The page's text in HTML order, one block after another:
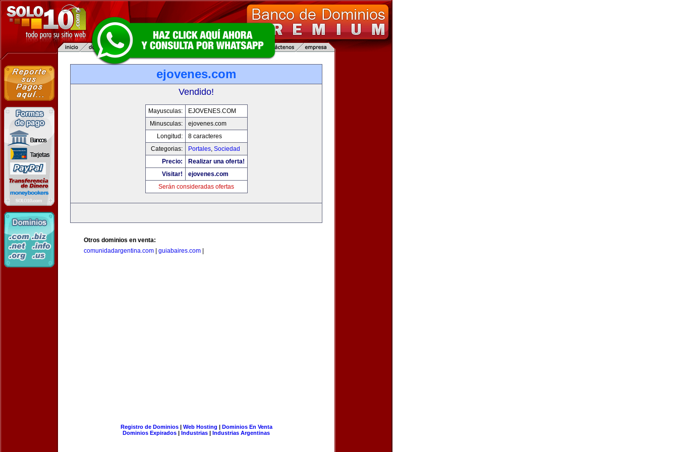
ejovenes.com
Vendido!
Mayusculas:
EJOVENES.COM
Minusculas:
ejovenes.com
Longitud:
8 caracteres
Categorias:
Portales, Sociedad
Precio:
Realizar una oferta!
Visitar!
ejovenes.com
Serán consideradas ofertas
Otros dominios en venta:
comunidadargentina.com
guiabaires.com
Registro de Dominios| Web Hosting | Dominios En Venta
Dominios Expirados | Industrias | Industrias Argentinas